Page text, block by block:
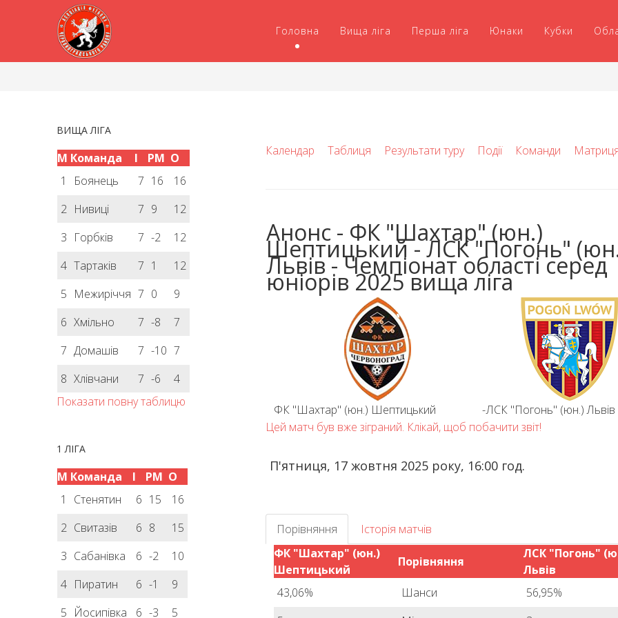
Головна Вища ліга Перша ліга Юнаки Кубки
ВИЩА ЛІГА
М Команда І РМ О
1
Боянець 7 16
16
2 Нивиці 7 9
12
3 Горбків 7 -2
12
4 Тартаків 7 1
12
5 Межиріччя 7 0
9
6 Хмільно 7 -8
7
7 Домашів 7 -10 7
8 Хлівчани 7 -6
4
Показати повну таблицю
1 ЛІГА
М Команда І РМ О
1
Стенятин 6 15
16
2 Свитазів 6 8
15
3 Сабанівка 6 -2
10
4 Пиратин 6 -1
9
5 Йосипівка 6 -3 5
Календар Таблиця Результати туру Події Команди
Анонс - ФК "Шахтар" (юн.)
Шептицький - ЛСК "Погонь"
Львів - Чемпіонат області серед
юніорів 2025 вища ліга
ФК "Шахтар" (юн.) Шептицький -ЛСК "Погонь" (юн.) Львів
Цей матч був вже зіграний. Клікай, щоб побачити звіт!
П'ятниця, 17 жовтня 2025 року, 16:00 год.
Порівняння
Історія матчів
ФК "Шахтар" (юн.)
Шептицький
Порівняння
ЛСК "Погонь"
Львів
43,06%
Шанси
56,95%